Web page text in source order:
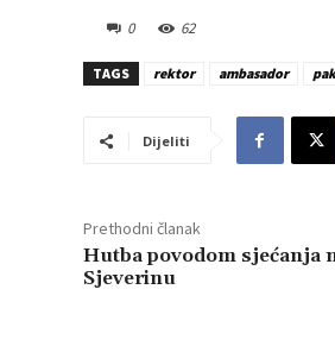
0 62
TAGS rektor ambasador
Dijeliti
Prethodni članak
Hutba povodom sjećanja
Sjeverinu